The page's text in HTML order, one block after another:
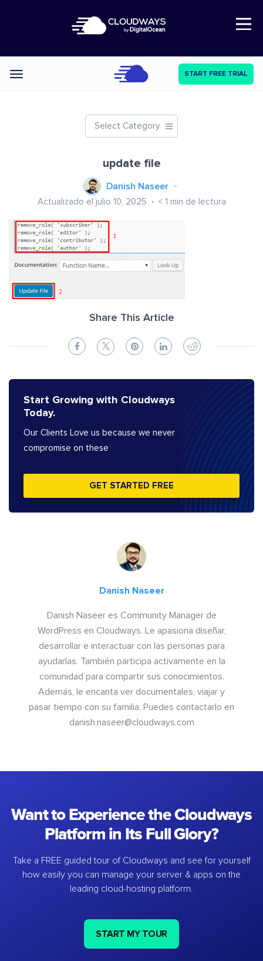
Open Nav
Categories START FREE TRIAL
Select Category
update file
Danish Naseer
Actualizado el julio 10, 2025 < 1 min de lectura
Share This Article
Start Growing with Cloudways
Today.
Our Clients Love us because we never
compromise on these
GET STARTED FREE
Danish Naseer
Danish Naseer es Community Manager de
WordPress en Cloudways. Le apasiona diseñar,
desarrollar e interactuar con las personas para
ayudarlas. También participa activamente en la
comunidad para compartir sus conocimientos.
Además, le encanta ver documentales, viajar y
pasar tiempo con su familia. Puedes contactarlo en
danish.naseer@cloudways.com
Want to Experience the Cloudways
Platform in Its Full Glory?
Take a FREE guided tour of Cloudways and see for yourself
how easily you can manage your server & apps on the
leading cloud-hosting platform.
START MY TOUR